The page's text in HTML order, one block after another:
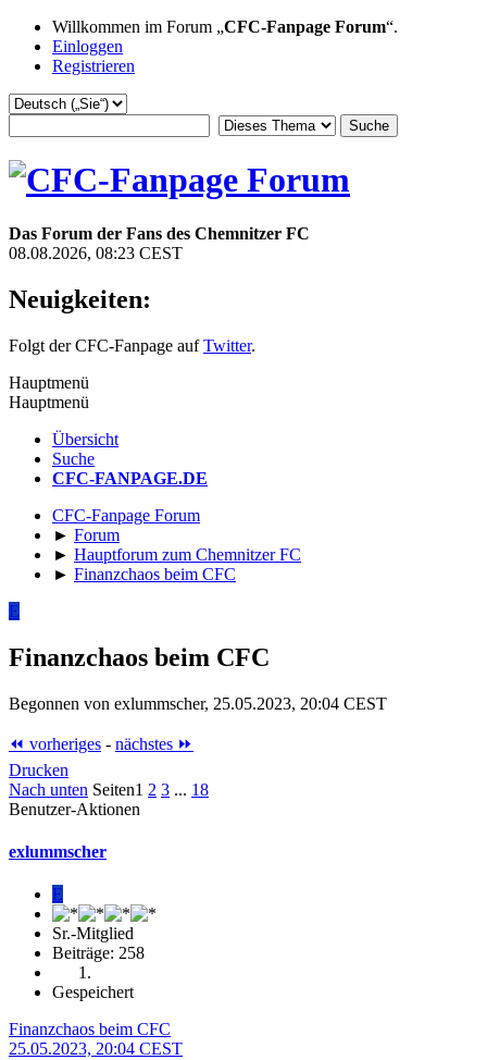
Willkommen im Forum „CFC-Fanpage Forum“.
Einloggen
Registrieren
Das Forum der Fans des Chemnitzer FC
08.08.2026, 08:23 CEST
Neuigkeiten:
Folgt der CFC-Fanpage aufTwitter.
Hauptmenü
Hauptmenü
Übersicht
Suche
CFC-FANPAGE.DE
CFC-Fanpage Forum
► Forum
► Hauptforum zum Chemnitzer FC
► Finanzchaos beim CFC
E
Finanzchaos beim CFC
Begonnen von exlummscher, 25.05.2023, 20:04 CEST
⏪ vorheriges - nächstes ⏩
Drucken
Nach unten Seiten1 2 3 ... 18
Benutzer-Aktionen
exlummscher
E
Sr.-Mitglied
Beiträge: 258
Gespeichert
Finanzchaos beim CFC
25.05.2023, 20:04 CEST